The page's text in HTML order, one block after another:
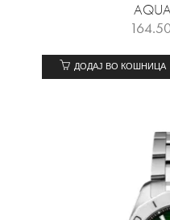
ДОДАЈ ВО КОШНИЦА